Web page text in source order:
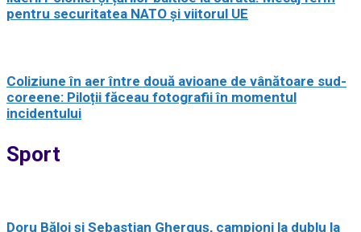
pentru securitatea NATO și viitorul UE
Coliziune în aer între două avioane de vânătoare sud-
coreene: Piloții făceau fotografii în momentul
incidentului
Sport
Doru Băloi și Sebastian Gherguș, campioni la dublu la